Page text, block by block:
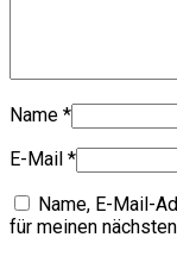
Name *
E-Mail *
Name, E-Mail-
für meinen